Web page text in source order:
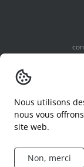
Nous utilisons
nous vous
site web.
Non, merci